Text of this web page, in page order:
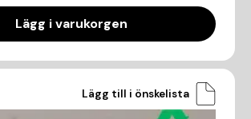
Lägg i varukorgen
Lägg till i önskelista